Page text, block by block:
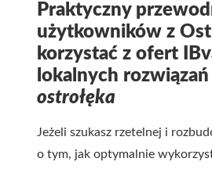
Praktyczny
użytkowników z
korzystać z ofert
lokalnych rozwiązań
ostrołęka
Jeżeli szukasz rzetelnej i
o tym, jak optymalnie